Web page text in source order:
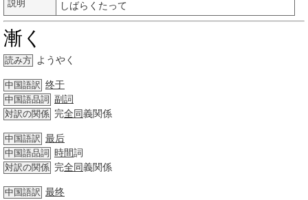
説明
しばらくたって
漸く
読み方 ようやく
中国語訳 终于
中国語品詞 副詞
対訳の関係 完全同義関係
中国語訳 最后
中国語品詞 時間詞
対訳の関係 完全同義関係
中国語訳 最终